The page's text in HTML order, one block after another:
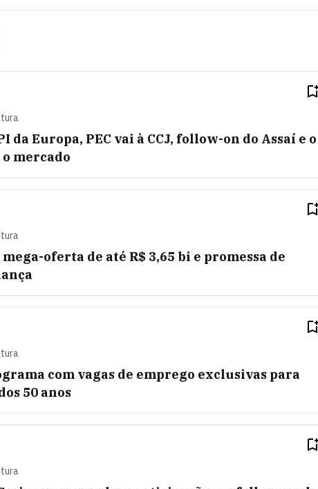
da Europa, PEC vai à CCJ, follow-on do Assaí e o
mercado
mega-oferta de até R$ 3,65 bi e promessa de
com vagas de emprego exclusivas para
50 anos